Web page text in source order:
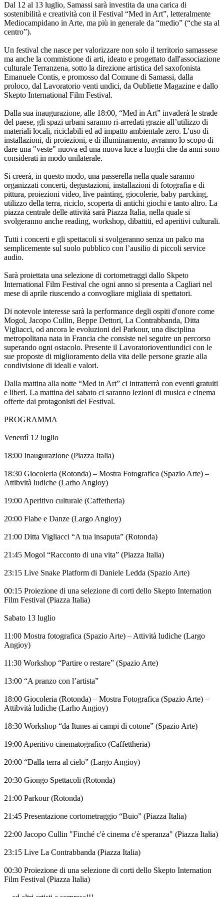
Dal 12 al 13 luglio, Samassi sarà investita da una carica di
sostenibilità e creatività con il Festival “Med in Art”, letteralmente
Mediocampidano in Arte, ma più in generale da “medio” (“che sta al
centro”).
Un festival che nasce per valorizzare non solo il territorio samassese
ma anche la commistione di arti, ideato e progettato dall'associazione
culturale Terranzena, sotto la direzione artistica del saxofonista
Emanuele Contis, e promosso dal Comune di Samassi, dalla
proloco, dal Lavoratorio venti undici, da Oubliette Magazine e dallo
Skepto International Film Festival.
Dalla sua inaugurazione, alle 18:00, “Med in Art” invaderà le strade
del paese, gli spazi urbani saranno ri-arredati grazie all’utilizzo di
materiali locali, riciclabili ed ad impatto ambientale zero. L'uso di
installazioni, di proiezioni, e di illuminamento, avranno lo scopo di
dare una "veste" nuova ed una nuova luce a luoghi che da anni sono
considerati in modo unilaterale.
Si creerà, in questo modo, una passerella nella quale saranno
organizzati concerti, degustazioni, installazioni di fotografia e di
pittura, proiezioni video, live painting, giocolerie, baby parcking,
utilizzo della terra, riciclo, scoperta di antichi giochi e tanto altro. La
piazza centrale delle attività sarà Piazza Italia, nella quale si
svolgeranno anche reading, workshop, dibattiti, ed aperitivi culturali.
Tutti i concerti e gli spettacoli si svolgeranno senza un palco ma
semplicemente sul suolo pubblico con l’ausilio di piccoli service
audio.
Sarà proiettata una selezione di cortometraggi dallo Skpeto
International Film Festival che ogni anno si presenta a Cagliari nel
mese di aprile riuscendo a convogliare migliaia di spettatori.
Di notevole interesse sarà la performance degli ospiti d'onore come
Mogol, Jacopo Cullin, Beppe Dettori, La Contrabbanda, Ditta
Vigliacci, od ancora le evoluzioni del Parkour, una disciplina
metropolitana nata in Francia che consiste nel seguire un percorso
superando ogni ostacolo. Presente il Lavoratorioventiundici con le
sue proposte di miglioramento della vita delle persone grazie alla
condivisione di ideali e valori.
Dalla mattina alla notte “Med in Art” ci intratterrà con eventi gratuiti
e liberi. La mattina del sabato ci saranno lezioni di musica e cinema
offerte dai protagonisti del Festival.
PROGRAMMA
Venerdì 12 luglio
18:00 Inaugurazione (Piazza Italia)
18:30 Giocoleria (Rotonda) – Mostra Fotografica (Spazio Arte) –
Attibvità ludiche (Larho Angioy)
19:00 Aperitivo culturale (Caffetheria)
20:00 Fiabe e Danze (Largo Angioy)
21:00 Ditta Vigliacci “A tua insaputa” (Rotonda)
21:45 Mogol “Racconto di una vita” (Piazza Italia)
23:15 Live Snake Platform di Daniele Ledda (Spazio Arte)
00:15 Proiezione di una selezione di corti dello Skepto Internation
Film Festival (Piazza Italia)
Sabato 13 luglio
11:00 Mostra fotografica (Spazio Arte) – Attività ludiche (Largo
Angioy)
11:30 Workshop “Partire o restare” (Spazio Arte)
13:00 “A pranzo con l’artista”
18:00 Giocoleria (Rotonda) – Mostra Fotografica (Spazio Arte) –
Attibvità ludiche (Larho Angioy)
18:30 Workshop “da Itunes ai campi di cotone” (Spazio Arte)
19:00 Aperitivo cinematografico (Caffettheria)
20:00 “Dalla terra al cielo” (Largo Angioy)
20:30 Giongo Spettacoli (Rotonda)
21:00 Parkour (Rotonda)
21:45 Presentazione cortometraggio “Buio” (Piazza Italia)
22:00 Jacopo Cullin "Finché c'è cinema c'è speranza" (Piazza Italia)
23:15 Live La Contrabbanda (Piazza Italia)
00:30 Proiezione di una selezione di corti dello Skepto Internation
Film Festival (Piazza Italia)